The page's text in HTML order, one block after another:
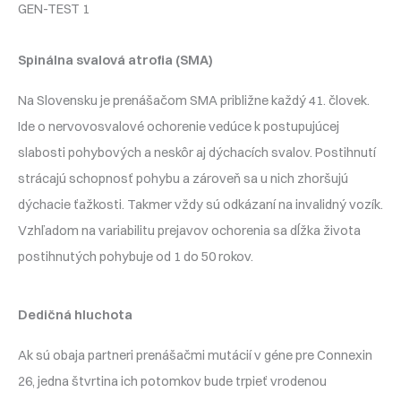
GEN-TEST 1
Spinálna svalová atrofia (SMA)
Na Slovensku je prenášačom SMA približne každý 41. človek.
Ide o nervovosvalové ochorenie vedúce k postupujúcej
slabosti pohybových a neskôr aj dýchacích svalov. Postihnutí
strácajú schopnosť pohybu a zároveň sa u nich zhoršujú
dýchacie ťažkosti. Takmer vždy sú odkázaní na invalidný vozík.
Vzhľadom na variabilitu prejavov ochorenia sa dĺžka života
postihnutých pohybuje od 1 do 50 rokov.
Dedičná hluchota
Ak sú obaja partneri prenášačmi mutácií v géne pre Connexin
26, jedna štvrtina ich potomkov bude trpieť vrodenou